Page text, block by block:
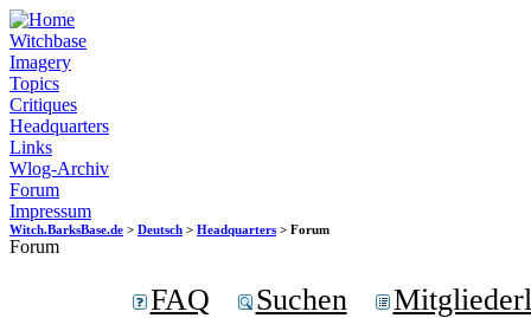
Witchbase
Imagery
Topics
Critiques
Headquarters
Links
Wlog-Archiv
Forum
Impressum
Witch.BarksBase.de > Deutsch > Headquarters > Forum
Forum
FAQ Suchen